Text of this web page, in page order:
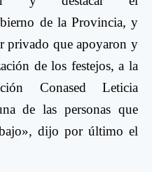
de la Provincia, y
privado que apoyaron y
de los festejos, a la
Conased Leticia
de las personas que
dijo por último el